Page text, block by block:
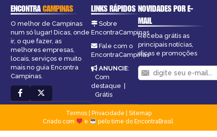
ENCONTRACAMPINAS
O melhor de Campinas
num só lugar! Dicas, onde
ir, o que fazer, as
melhores empresas,
locais, serviços e muito
mais no guia Encontra
Campinas.
LINKS RÁPIDOS
Sobre
EncontraCampinas
Fale com o
EncontraCampinas
ANUNCIE:
Com
destaque |
Grátis
NOVIDADES POR E-
MAIL
Receba grátis as
principais notícias,
dicas e promoções
Termos| Privacidade
Sitemap
Criado com
e pelo time do EncontraBrasil